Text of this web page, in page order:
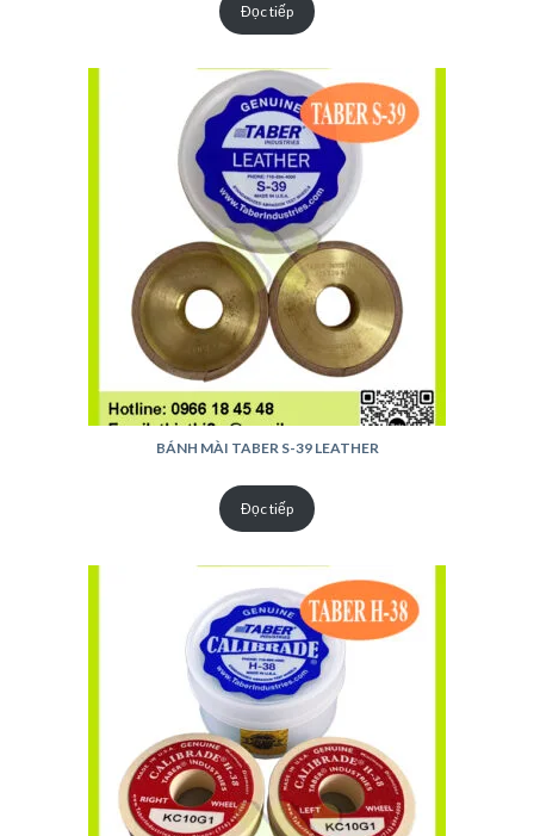
Đọc tiếp
BÁNH MÀI TABER S-39 LEATHER
Đọc tiếp